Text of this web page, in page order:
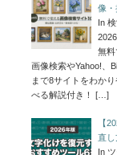
像
In
無
画像検索やYahoo!、
まで8サイトをわか
べる解説付き！
[…]
【
直し
In